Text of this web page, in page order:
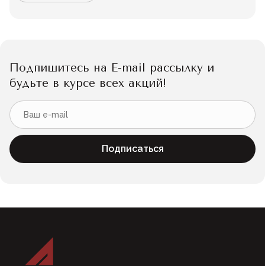
Подпишитесь на E-mail рассылку и
будьте в курсе всех акций!
Подписаться